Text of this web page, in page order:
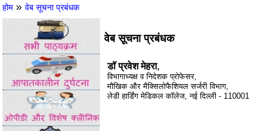
होम» वेब सूचना प्रबंधक
वेब सूचना प्रबंधक
डॉ प्रवेश मेहरा,
विभागाध्यक्ष व निदेशक प्रोफेसर,
मौखिक और मैक्सिलोफैशियल सर्जरी विभाग,
लेडी हार्डिंग मेडिकल कॉलेज, नई दिल्ली - 110001